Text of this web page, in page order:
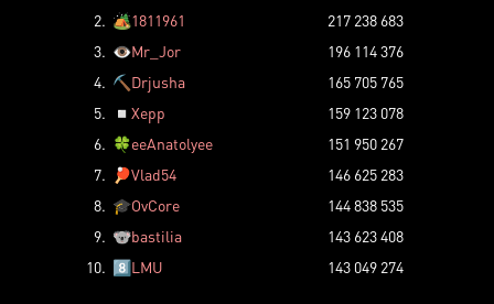
2. 🏕️1811961
217 238 683
3. 👁️Mr_Jor
196 114 376
4. ⛏️ Drjusha
165 705 765
5.
◽ Xepp
159 123 078
6. 🍀eeAnatolyee
151 950 267
7.
🏓Vlad54
146 625 283
8. 🎓OvCore
144 838 535
9. 🐨bastilia
143 623 408
10. 8️⃣LMU 143 049 274